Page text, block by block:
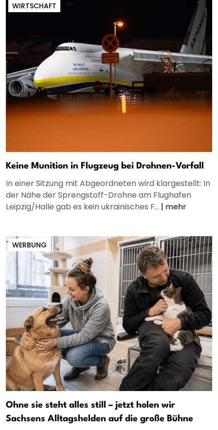
WIRTSCHAFT
Keine Munition in Flugzeug bei Drohnen-Vorfall
In einer Sitzung mit Abgeordneten wird klargestellt: In
der Nähe der Sprengstoff-Drohne am Flughafen
Leipzig/Halle gab es kein ukrainisches F... | mehr
WERBUNG
Ohne sie steht alles still – jetzt holen wir
Sachsens Alltagshelden auf die große Bühne